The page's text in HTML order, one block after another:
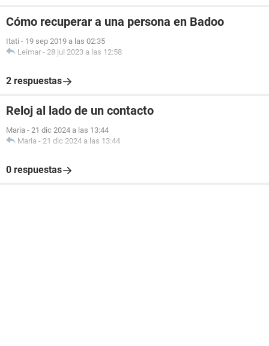
Cómo recuperar a una persona en Badoo
Itati - 19 sep 2019 a las 02:35
Leimar - 28 jul 2023 a las 12:58
2 respuestas
Reloj al lado de un contacto
Maria - 21 dic 2024 a las 13:44
Maria - 21 dic 2024 a las 13:44
0 respuestas